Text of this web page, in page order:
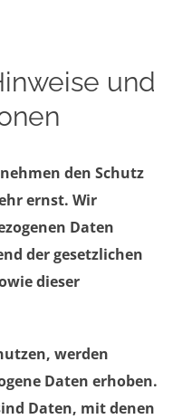
und
den Schutz
ernst. Wir
Daten
der gesetzlichen
dieser
werden
Daten erhoben.
Daten, mit denen